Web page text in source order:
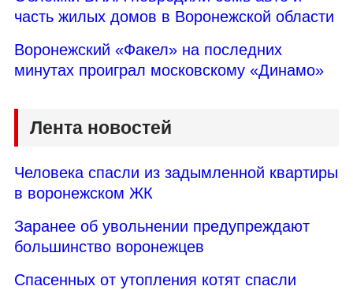
часть жилых домов в Воронежской области
Воронежский «Факел» на последних
минутах проиграл московскому «Динамо»
Лента новостей
Человека спасли из задымленной квартиры
в воронежском ЖК
Заранее об увольнении предупреждают
большинство воронежцев
Спасенных от утопления котят спасли